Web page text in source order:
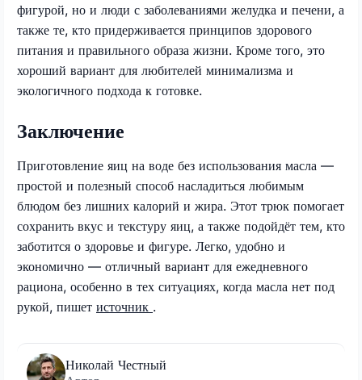
фигурой, но и люди с заболеваниями желудка и печени, а
также те, кто придерживается принципов здорового
питания и правильного образа жизни. Кроме того, это
хороший вариант для любителей минимализма и
экологичного подхода к готовке.
Заключение
Приготовление яиц на воде без использования масла —
простой и полезный способ насладиться любимым
блюдом без лишних калорий и жира. Этот трюк помогает
сохранить вкус и текстуру яиц, а также подойдёт тем, кто
заботится о здоровье и фигуре. Легко, удобно и
экономично — отличный вариант для ежедневного
рациона, особенно в тех ситуациях, когда масла нет под
рукой, пишет источник .
Николай Честный